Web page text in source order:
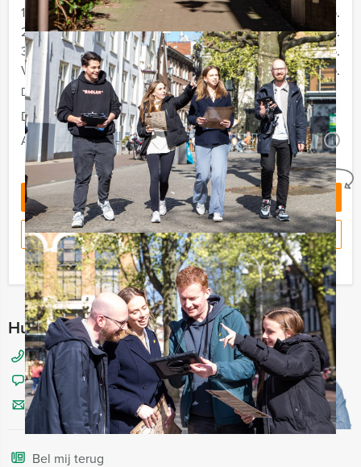
12 - 19 personen
€ 72,50 p.p.
20 - 29 personen
€ 69,50 p.p.
30 - 39 personen
€ 66,50 p.p.
Vanaf 40 personen
€ 64,50 p.p.
De prijzen zijn exclusief BTW
Duur:
5 uur
Aantal:
Minimaal 12 personen i
Geheel vrijblijvend
OFFERTE AANVRAGEN
RESERVEREN
Ik heb een vraag over dit uitje
Hulp nodig bij het kiezen?
070 20 40 155
Chat met Jeroen
Stuur ons een mailtje
Bel mij terug